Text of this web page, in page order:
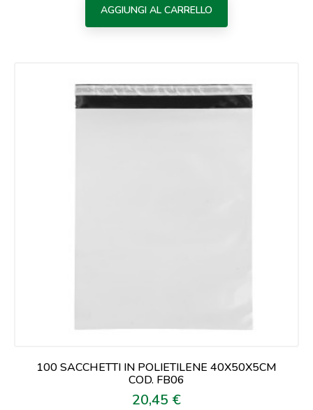
AGGIUNGI AL CARRELLO
100 SACCHETTI IN POLIETILENE 40X50X5CM
COD. FB06
Prezzo
20,45 €